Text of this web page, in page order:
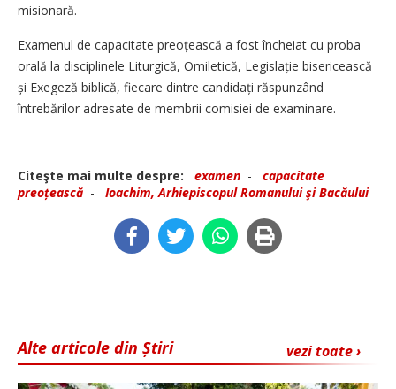
misionară.
Examenul de capacitate preoțească a fost încheiat cu proba
orală la disciplinele Liturgică, Omiletică, Legislație bisericească
și Exegeză biblică, fiecare dintre candidați răspunzând
întrebărilor adresate de membrii comisiei de examinare.
Citeşte mai multe despre: examen - capacitate
preoțească - Ioachim, Arhiepiscopul Romanului şi Bacăului
vezi toate ›
Alte articole din Știri